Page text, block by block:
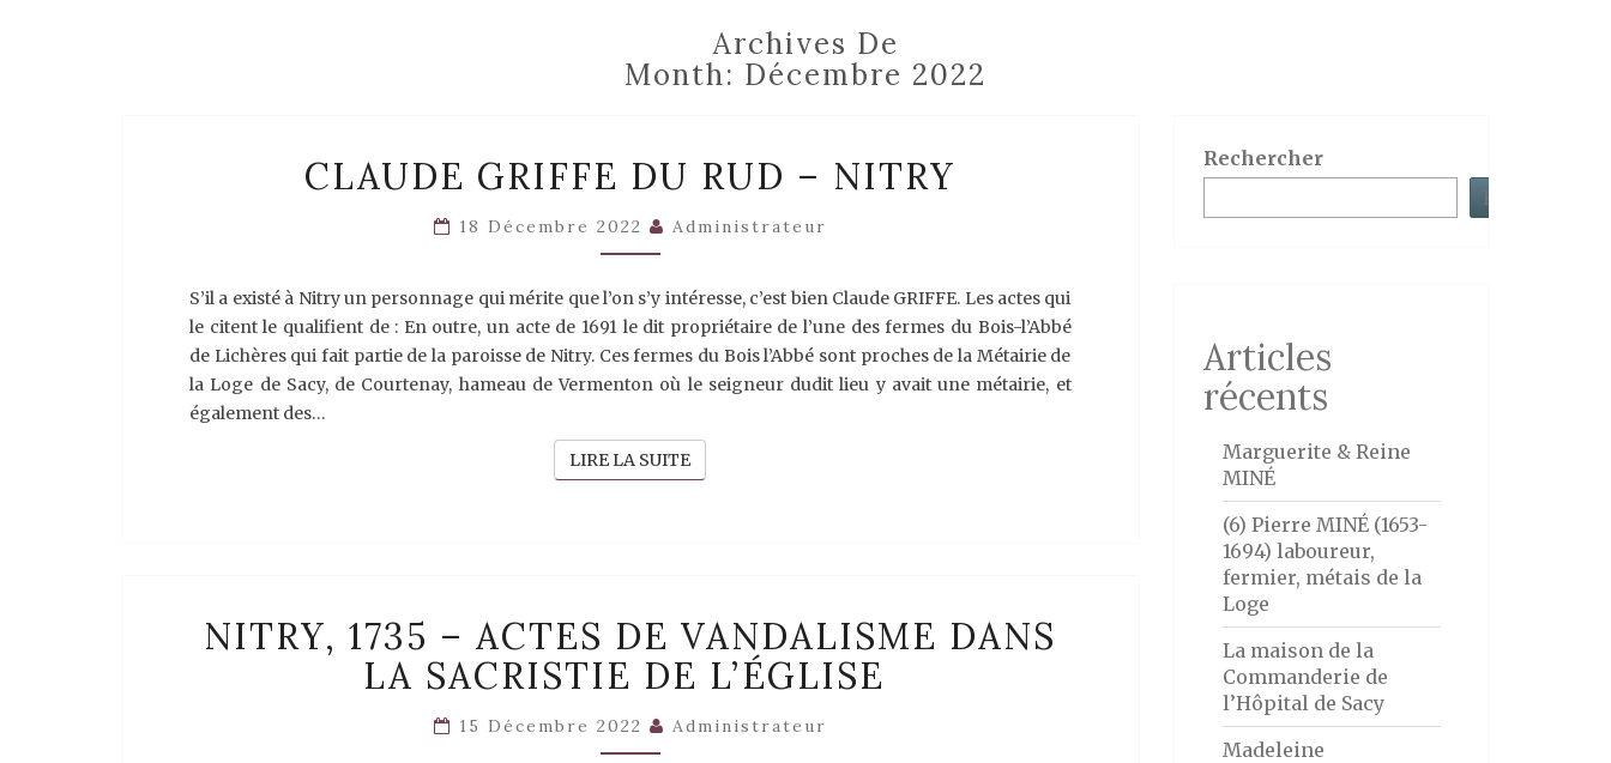
Archives De
Month: Décembre 2022
GRIFFE
DU
RUD
–
CLAUDE GRIFFE DU RUD – NITRY
18 Décembre 2022 Administrateur
S’il a existé à Nitry un personnage qui mérite que l’on s’y intéresse, c’est bien Claude GRIFFE. Les actes qui
le citent le qualifient de : En outre, un acte de 1691 le dit propriétaire de l’une des fermes du Bois-l’Abbé
de Lichères qui fait partie de la paroisse de Nitry. Ces fermes du Bois l’Abbé sont proches de la Métairie de
la Loge de Sacy, de Courtenay, hameau de Vermenton où le seigneur dudit lieu y avait une métairie, et
également des…
LIRE LA SUITELIRE LA SUITE
1735
–
ACTES
VANDALISME
DANS
NITRY, 1735 – ACTES DE VANDALISME DANS
LA SACRISTIE DE L’ÉGLISE
15 Décembre 2022 Administrateur
Rechercher
Rechercher
Articles
récents
Marguerite & Reine
MINÉ
(6) Pierre MINÉ (1653-
1694) laboureur,
fermier, métais de la
Loge
La maison de la
Commanderie de
l’Hôpital de Sacy
Madeleine